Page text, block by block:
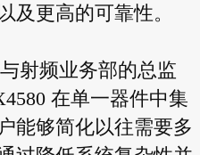
及更高的可靠性。
射频业务部的总监
在单一器件中集
能够简化以往需要多